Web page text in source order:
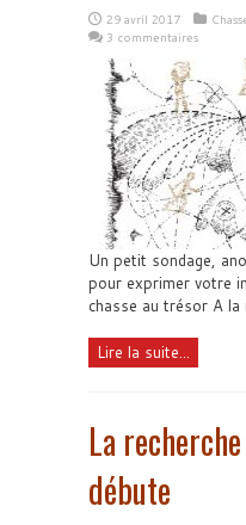
29 avril 2017
3 commentaires
Un petit sondage,
pour exprimer votre
chasse au trésor A
Lire la suite...
La
débute